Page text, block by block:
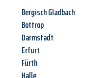
Bergisch Gladbach
Bottrop
Darmstadt
Erfurt
Fürth